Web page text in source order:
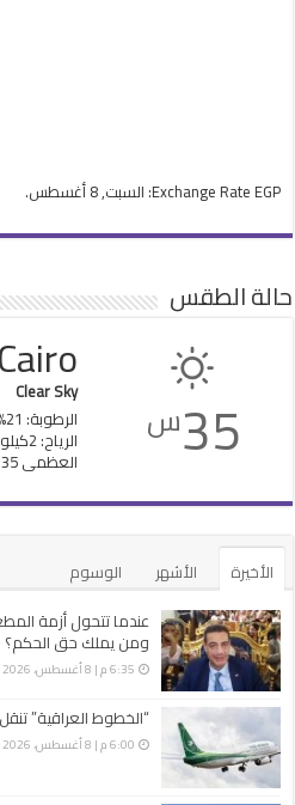
Exchange Rate EGP : السبت, 8 أغسطس.
حالة الطقس
35س
Cairo
Clear Sky
الرطوبة: 21%
الرياح: 2كيلومتر/ساعة ج.ج.غ
العظمى 35 • الصغرى 35
الأخيرة الأشهر
الوسوم
عندما تتحول أزمة
ومن يملك حق الحكم؟
6:35 م | 8 أغسطس، 2026
“الخطوط العراقية” تنقل 261 ألف مسافر في يوليو الماضي
6:00 م | 8 أغسطس، 2026